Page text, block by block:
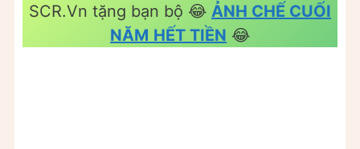
SCR.Vn tặng bạn bộ 😂 ẢNH CHẾ CUỐI
NĂM HẾT TIỀN 😂